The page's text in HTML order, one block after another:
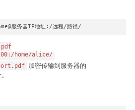
服务器IP地址:/远程/路径/
home/alice/
加密传输到服务器的